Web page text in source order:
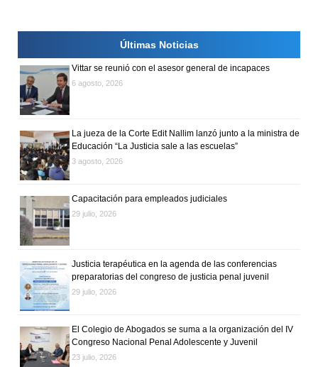
c
i
ó
n
d
e
e
n
t
r
a
Últimas Noticias
Vittar se reunió con el asesor general de incapaces
6 agosto, 2026
La jueza de la Corte Edit Nallim lanzó junto a la ministra de
Educación “La Justicia sale a las escuelas”
3 agosto, 2026
Capacitación para empleados judiciales
29 julio, 2026
Justicia terapéutica en la agenda de las conferencias
preparatorias del congreso de justicia penal juvenil
29 julio, 2026
El Colegio de Abogados se suma a la organización del IV
Congreso Nacional Penal Adolescente y Juvenil
23 julio, 2026